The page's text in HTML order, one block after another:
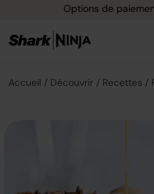
Options de
Accueil Découvrir Recettes